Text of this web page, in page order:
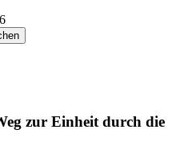
zur Einheit durch die